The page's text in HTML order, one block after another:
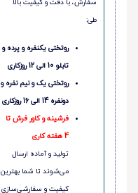
سفارش، با دقت و کیفیت بالا
طی:
روتختی یکنفره و پرده و
تابلو 10 الی 12 روزکاری
روتختی یک و نیم نفره و
دونفره 14 الی 16 روزکاری
فرشینه و کاور فرش تا
4 هفته کاری
تولید و آماده ارسال
می‌شوند تا شما بهترین
کیفیت و سفارشی‌سازی